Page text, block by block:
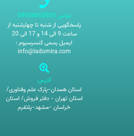
تماس 09056653005
پاسخگویی از شنبه تا چهارشنبه از
ساعت 9 الی 14 و 17 الی 20
ایمیل رسمی کنسرسیوم :
info@ladomira.com
آدرس
استان همدان-پارک علم وفناوری/
استان تهران - دفتر فروش/ استان
خراسان -مشهد-پلتفرم